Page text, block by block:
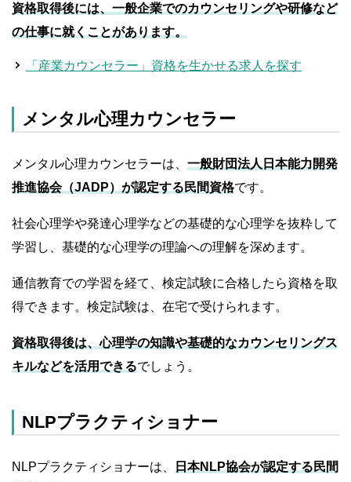
資格取得後には、一般企業でのカウンセリングや研修など
の仕事に就くことがあります。
「産業カウンセラー」資格を生かせる求人を探す
メンタル心理カウンセラー
メンタル心理カウンセラーは、 一般財団法人日本能力開発
推進協会（JADP）が認定する民間資格です。
社会心理学や発達心理学などの基礎的な心理学を抜粋して
学習し、基礎的な心理学の理論への理解を深めます。
通信教育での学習を経て、検定試験に合格したら資格を取
得できます。検定試験は、在宅で受けられます。
資格取得後は、心理学の知識や基礎的なカウンセリングス
キルなどを活用できるでしょう。
NLPプラクティショナー
NLPプラクティショナーは、
日本NLP協会が認定する民間